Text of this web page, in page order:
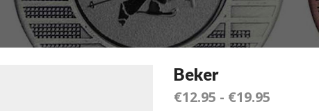
Beker
€12.95 - €19.95